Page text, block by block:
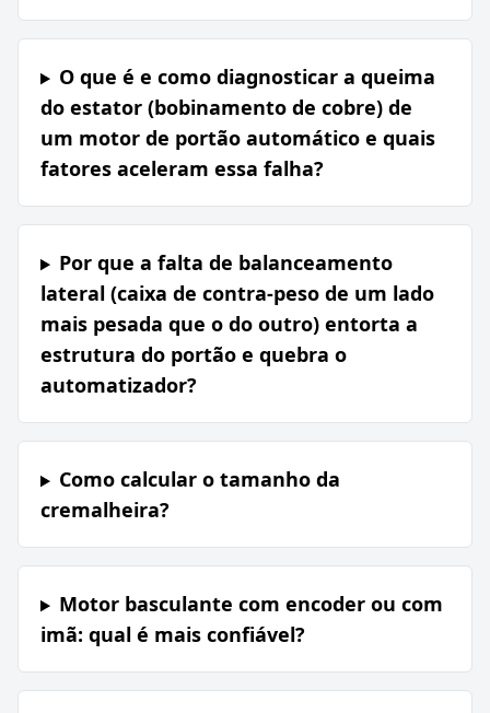
O que é e como diagnosticar a queima
do estator (bobinamento de cobre) de
um motor de portão automático e quais
fatores aceleram essa falha?
Por que a falta de balanceamento
lateral (caixa de contra-peso de um lado
mais pesada que o do outro) entorta a
estrutura do portão e quebra o
automatizador?
Como calcular o tamanho da
cremalheira?
Motor basculante com encoder ou com
imã: qual é mais confiável?